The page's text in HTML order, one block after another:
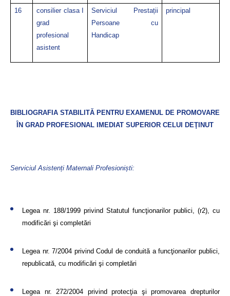
16
consilier clasa I
grad
profesional
asistent
Serviciul Prestații
Persoane cu
Handicap
principal
BIBLIOGRAFIA STABILITĂ PENTRU EXAMENUL DE PROMOVARE
ÎN GRAD PROFESIONAL IMEDIAT SUPERIOR CELUI DEŢINUT
Serviciul Asistenți Maternali Profesioniști:
Legea nr. 188/1999 privind Statutul funcţionarilor publici, (r2), cu
modificări şi completări
Legea nr. 7/2004 privind Codul de conduită a funcţionarilor publici,
republicată, cu modificări şi completări
Legea nr. 272/2004 privind protecţia şi promovarea drepturilor